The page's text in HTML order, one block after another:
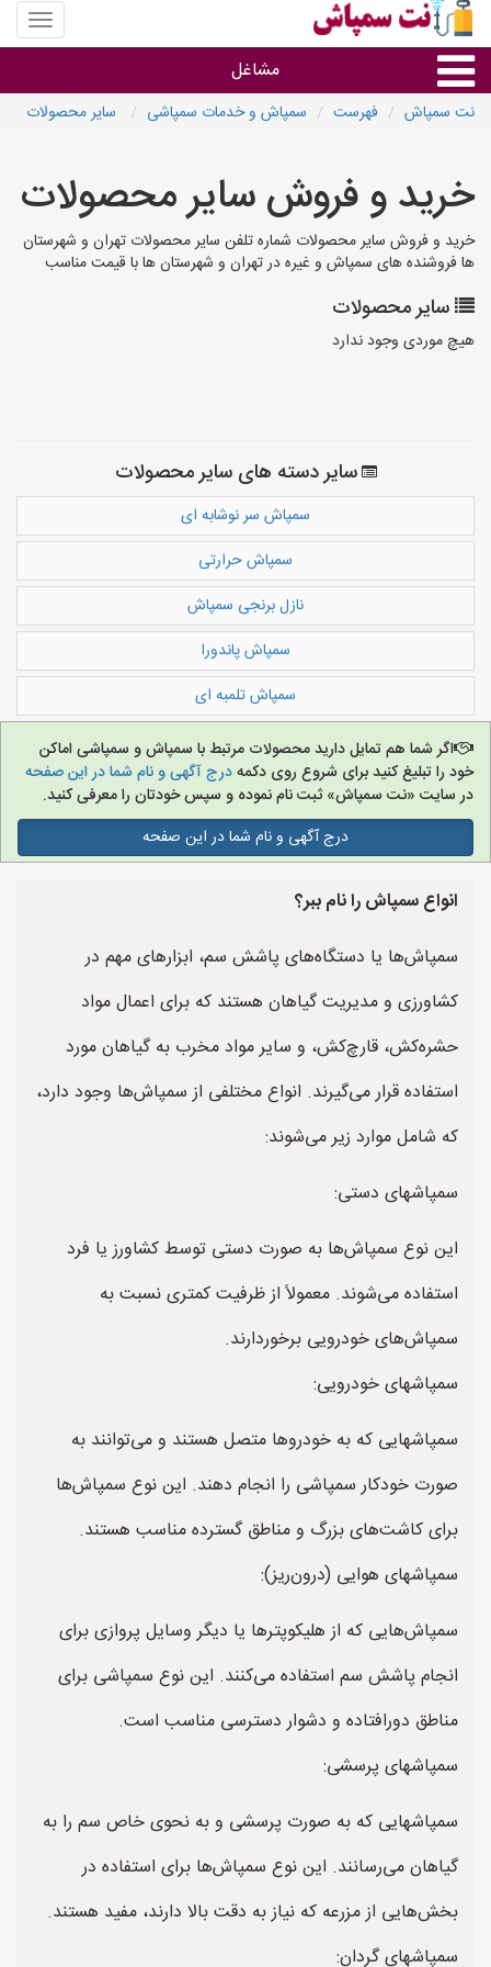
منوی
سایت
مشاغل
استان ها
نت سمپاش فهرست سمپاش و خدمات سمپاشی سایر محصولات
خرید و فروش سایر محصولات
خرید و فروش سایر محصولات شماره تلفن سایر محصولات تهران و شهرستان
ها فروشنده های سمپاش و غیره در تهران و شهرستان ها با قیمت مناسب
سایر محصولات
هیچ موردی وجود ندارد
سایر دسته های سایر محصولات
سمپاش سر نوشابه ای
سمپاش حرارتی
نازل برنجی سمپاش
سمپاش پاندورا
سمپاش تلمبه ای
اگر شما هم تمایل دارید محصولات مرتبط با سمپاش و سمپاشی اماکن
خود را تبلیغ کنید برای شروع روی دکمهدرج آگهی و نام شما در این صفحه
در سایت «نت سمپاش» ثبت نام نموده و سپس خودتان را معرفی کنید.
درج آگهی و نام شما در این صفحه
انواع سمپاش را نام ببر؟
سمپاش‌ها یا دستگاه‌های پاشش سم، ابزارهای مهم در
کشاورزی و مدیریت گیاهان هستند که برای اعمال مواد
حشره‌کش، قارچ‌کش، و سایر مواد مخرب به گیاهان مورد
استفاده قرار می‌گیرند. انواع مختلفی از سمپاش‌ها وجود دارد،
که شامل موارد زیر می‌شوند:
سمپاشهای دستی:
این نوع سمپاش‌ها به صورت دستی توسط کشاورز یا فرد
استفاده می‌شوند. معمولاً از ظرفیت کمتری نسبت به
سمپاش‌های خودرویی برخوردارند.
سمپاشهای خودرویی:
سمپاشهایی که به خودروها متصل هستند و می‌توانند به
صورت خودکار سمپاشی را انجام دهند. این نوع سمپاش‌ها
برای کاشت‌های بزرگ و مناطق گسترده مناسب هستند.
سمپاشهای هوایی (درون‌ریز):
سمپاش‌هایی که از هلیکوپترها یا دیگر وسایل پروازی برای
انجام پاشش سم استفاده می‌کنند. این نوع سمپاشی برای
مناطق دورافتاده و دشوار دسترسی مناسب است.
سمپاشهای پرسشی:
سمپاشهایی که به صورت پرسشی و به نحوی خاص سم را به
گیاهان می‌رسانند. این نوع سمپاش‌ها برای استفاده در
بخش‌هایی از مزرعه که نیاز به دقت بالا دارند، مفید هستند.
سمپاشهای گردان: